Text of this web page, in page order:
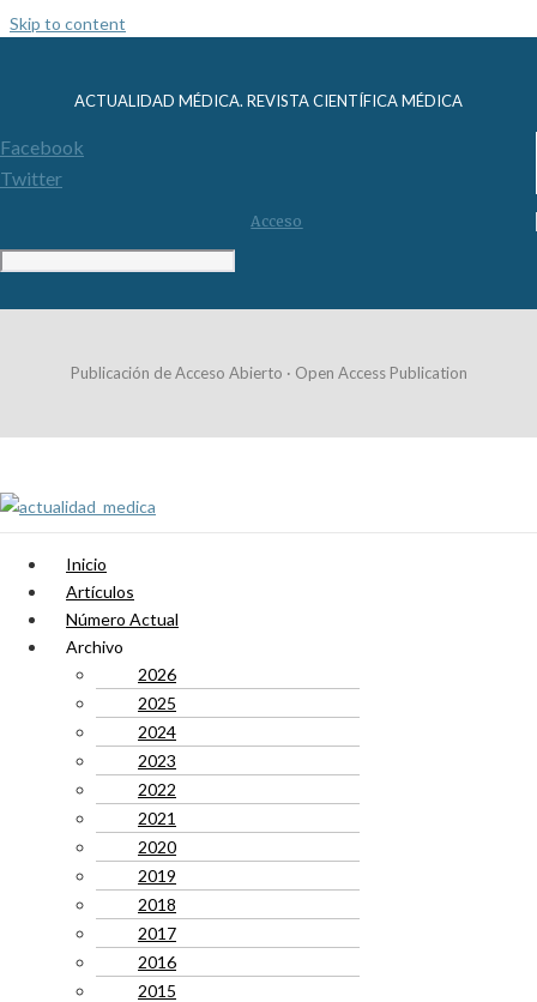
Skip to content
ACTUALIDAD MÉDICA. REVISTA CIENTÍFICA MÉDICA
Facebook
Twitter
Acceso
Publicación de Acceso Abierto · Open Access Publication
Inicio
Artículos
Número Actual
Archivo
2026
2025
2024
2023
2022
2021
2020
2019
2018
2017
2016
2015